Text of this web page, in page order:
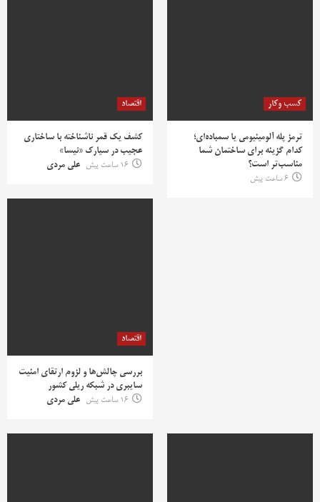
کسب وکار
ترمز پله آلومینیومی یا سمباده‌ای؛
کدام گزینه برای ساختمان شما
مناسب‌تر است؟
6 ساعت پیش
اقتصاد
کشف یک قمر ناشناخته با ساختاری
عجیب در سیارک «نیسا»
16 ساعت پیش
علی مردی
اقتصاد
بررسی چالش‌ها و لزوم ارتقای امنیت
سایبری در شبکه ریلی کشور
16 ساعت پیش
علی مردی